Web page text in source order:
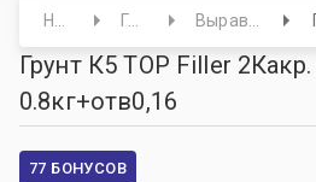
Грунты
Грунт К5 ТОР Filler
0.8кг+отв0,16
77 БОНУСОВ